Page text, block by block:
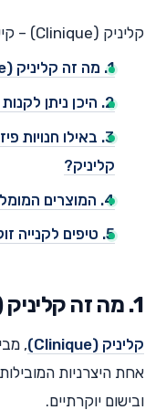
קליניק (Clinique) – קישורים מהירים
1. מה זה קליניק (Clinique)?
2. היכן ניתן לקנות מוצרי קליניק אונליין?
3. באילו חנויות
קליניק?
4. המוצרים המומלצים של קליניק
5. טיפים לקנייה זולה של מוצרי קליניק (Clinique)
1. מה זה קליניק (Clinique)?
קליניק (Clinique)
,
אחת היצרניות
ובישום יוקרתיים.